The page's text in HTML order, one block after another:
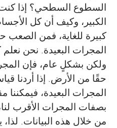
السطوع السطحي؟ إذا
الكبير، وكيف أن كل
كبيرة للغاية، فمن الصعب
المجرات البعيدة. نحن
ولكن بشكلٍ عام، فإن
حقًا من الأرض. إذا أردنا
المجرات البعيدة، فيمكننا
بصفات المجرات الأقرب
من خلال هذه البيانات.